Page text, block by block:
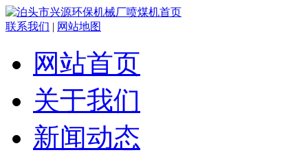
联系我们 | 网站地图
网站首页
关于我们
新闻动态